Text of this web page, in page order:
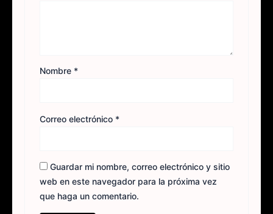
Nombre *
Correo electrónico *
Guardar mi nombre, correo electrónico y sitio
web en este navegador para la próxima vez
que haga un comentario.